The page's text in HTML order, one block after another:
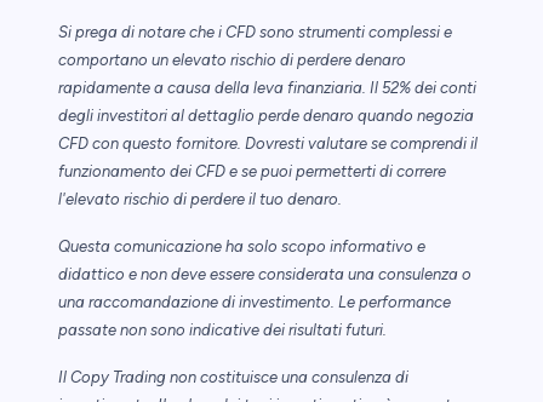
Si prega di notare che i CFD sono strumenti complessi e
comportano un elevato rischio di perdere denaro
rapidamente a causa della leva finanziaria. Il 52% dei conti
degli investitori al dettaglio perde denaro quando negozia
CFD con questo fornitore. Dovresti valutare se comprendi il
funzionamento dei CFD e se puoi permetterti di correre
l'elevato rischio di perdere il tuo denaro.
Questa comunicazione ha solo scopo informativo e
didattico e non deve essere considerata una consulenza o
una raccomandazione di investimento. Le performance
passate non sono indicative dei risultati futuri.
Il Copy Trading non costituisce una consulenza di